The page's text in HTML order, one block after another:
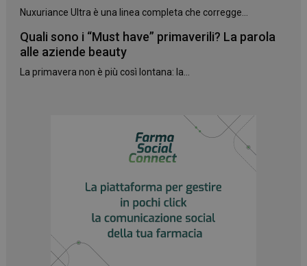
Nuxuriance Ultra è una linea completa che corregge...
Quali sono i “Must have” primaverili? La parola
alle aziende beauty
La primavera non è più così lontana: la...